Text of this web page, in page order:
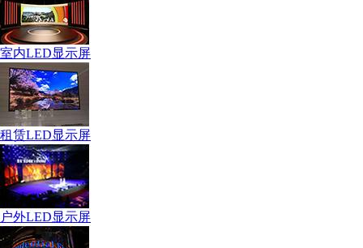
室内LED显示屏
租赁LED显示屏
户外LED显示屏